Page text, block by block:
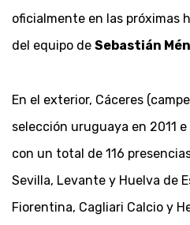
oficialmente en las próximas
del equipo de Sebastián
En el exterior, Cáceres
selección uruguaya en 2011
con un total de 116
Sevilla, Levante y Huelva de
Fiorentina, Cagliari Calcio y